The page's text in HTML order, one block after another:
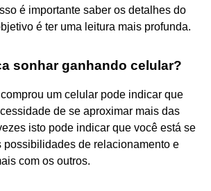
é importante saber os detalhes do
é ter uma leitura mais profunda.
sonhar ganhando celular?
um celular pode indicar que
de se aproximar mais das
isto pode indicar que você está se
possibilidades de relacionamento e
com os outros.